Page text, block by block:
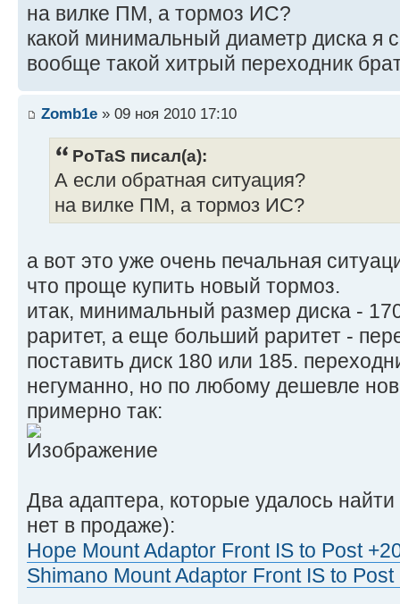
на вилке ПМ, а тормоз ИС?
какой минимальный диаметр диска я
вообще такой хитрый переходник
Zomb1e » 09 ноя 2010 17:10
PoTaS писал(а):
А если обратная ситуация?
на вилке ПМ, а тормоз ИС?
а вот это уже очень печальная
что проще купить новый тормоз.
итак, минимальный размер диска -
раритет, а еще больший раритет -
поставить диск 180 или 185.
негуманно, но по любому дешевле
примерно так:
Два адаптера, которые удалось
нет в продаже):
Hope Mount Adaptor Front IS to Post
Shimano Mount Adaptor Front IS to Post